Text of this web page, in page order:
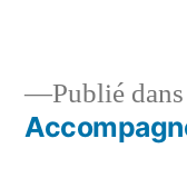
Publié dans